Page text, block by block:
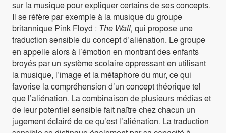
sur la musique pour expliquer certains de ses concepts.
Il se réfère par exemple à la musique du groupe
britannique Pink Floyd : The Wall, qui propose une
traduction sensible du concept d’aliénation. Le groupe
en appelle alors à l’émotion en montrant des enfants
broyés par un système scolaire oppressant en utilisant
la musique, l’image et la métaphore du mur, ce qui
favorise la compréhension d’un concept théorique tel
que l’aliénation. La combinaison de plusieurs médias et
de leur potentiel sensible fait naître chez chacun un
jugement éclairé de ce qu’est l’aliénation. La traduction